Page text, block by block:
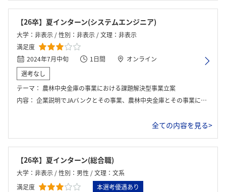
【26卒】夏インターン(システムエンジニア)
大学：非表示 / 性別：非表示 / 文理：非表示
満足度
2024年7月中旬
1日間
オンライン
選考なし
テーマ： 農林中央金庫の事業における課題解決型事業立案
内容： 企業説明でJAバンクとその事業、農林中央金庫とその事業に関する詳しい説明を受けました。簡単なアイスブレイクを挟んだ後、グループワークに移行しました。最初のワークではJAバンクに関連する課題、その後休憩を挟んで農林中央金庫に関連する課題に取り組みました。具体的には、新システム構築に必要な機能の選定が課題を解きました。
全ての内容を見る>
【26卒】夏インターン(総合職)
大学：非表示 / 性別：男性 / 文理：文系
満足度
本選考優遇あり